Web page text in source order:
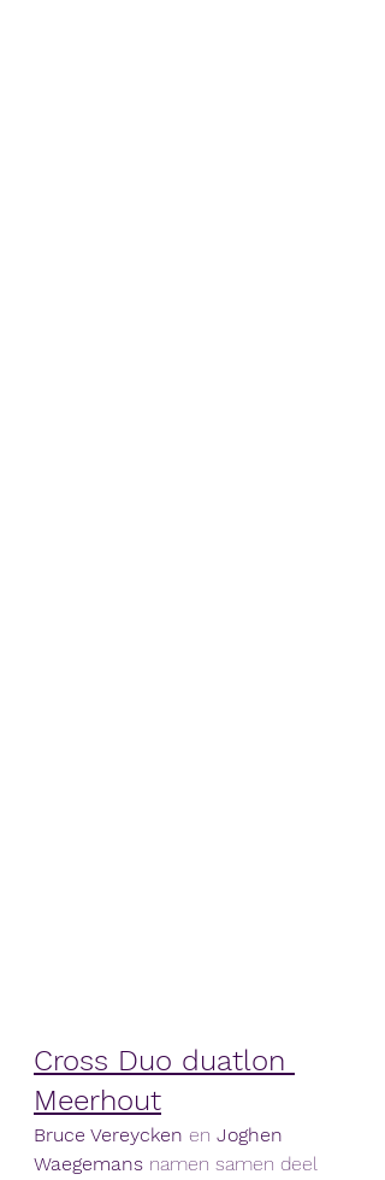
Cross Duo duatlon
Meerhout
Bruce Vereycken en Joghen
Waegemans namen samen deel